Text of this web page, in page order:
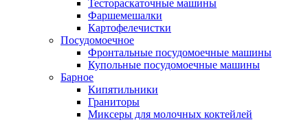
Тестораскаточные машины
Фаршемешалки
Картофелечистки
Посудомоечное
Фронтальные посудомоечные машины
Купольные посудомоечные машины
Барное
Кипятильники
Граниторы
Миксеры для молочных коктейлей